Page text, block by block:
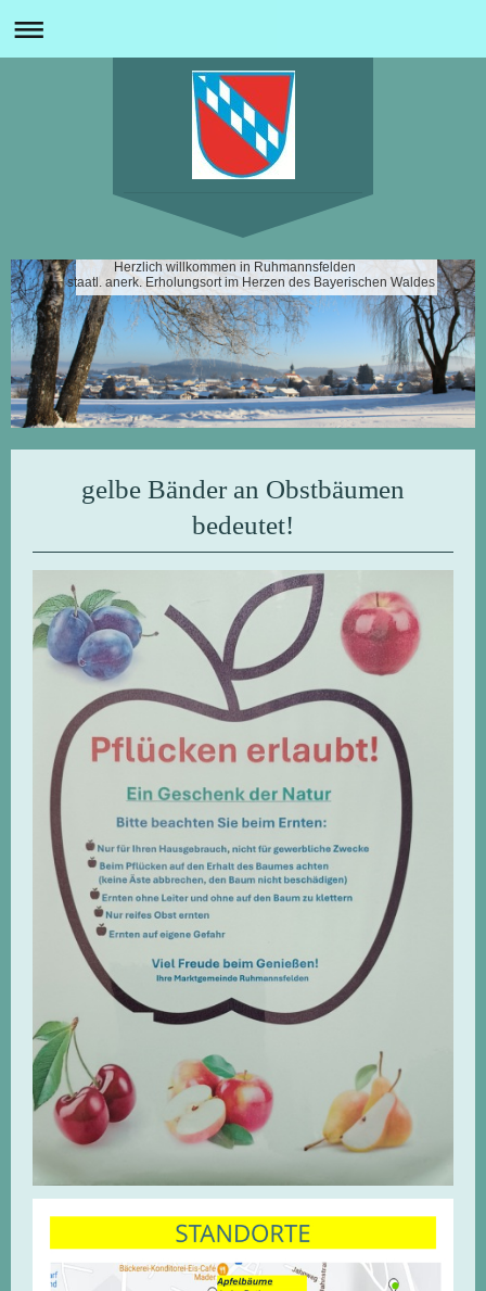
Herzlich willkommen in Ruhmannsfelden
staatl. anerk. Erholungsort im Herzen des Bayerischen Waldes
gelbe Bänder an Obstbäumen
bedeutet!